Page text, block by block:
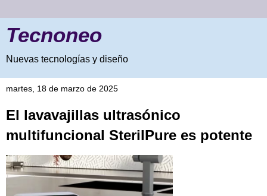
Tecnoneo
Nuevas tecnologías y diseño
martes, 18 de marzo de 2025
El lavavajillas ultrasónico
multifuncional SterilPure es potente